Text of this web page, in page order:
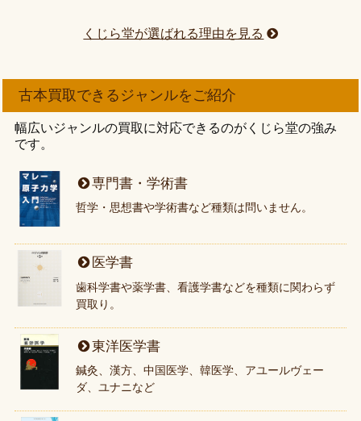
くじら堂が選ばれる理由を見る
古本買取できるジャンルをご紹介
幅広いジャンルの買取に対応できるのがくじら堂の強み
です。
専門書・学術書
哲学・思想書や学術書など種類は問いません。
医学書
歯科学書や薬学書、看護学書などを種類に関わらず
買取り。
東洋医学書
鍼灸、漢方、中国医学、韓医学、アユールヴェー
ダ、ユナニなど